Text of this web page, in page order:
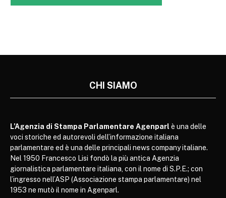
CHI SIAMO
L’Agenzia di Stampa Parlamentare Agenparl è una delle
voci storiche ed autorevoli dell’informazione italiana
parlamentare ed è una delle principali news company italiane.
Nel 1950 Francesco Lisi fondò la più antica Agenzia
giornalistica parlamentare italiana, con il nome di S.P.E.; con
l’ingresso nell’ASP (Associazione stampa parlamentare) nel
1953 ne mutò il nome in Agenparl.